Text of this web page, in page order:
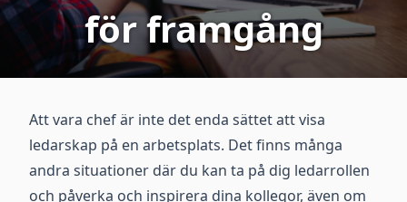
för framgång
Att vara chef är inte det enda sättet att visa
ledarskap på en arbetsplats. Det finns många
andra situationer där du kan ta på dig ledarrollen
och påverka och inspirera dina kollegor, även om